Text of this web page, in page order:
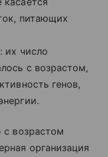
питающих
их число
с возрастом,
генов,
с возрастом
организация